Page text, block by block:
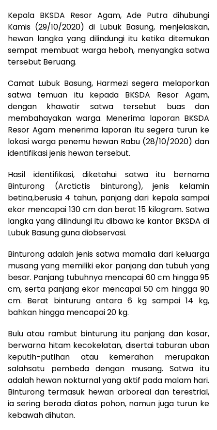
Kepala BKSDA Resor Agam, Ade Putra dihubungi
Kamis (29/10/2020) di Lubuk Basung, menjelaskan,
hewan langka yang dilindungi itu ketika ditemukan
sempat membuat warga heboh, menyangka satwa
tersebut Beruang.
Camat Lubuk Basung, Harmezi segera melaporkan
satwa temuan itu kepada BKSDA Resor Agam,
dengan khawatir satwa tersebut buas dan
membahayakan warga. Menerima laporan BKSDA
Resor Agam menerima laporan itu segera turun ke
lokasi warga penemu hewan Rabu (28/10/2020) dan
identifikasi jenis hewan tersebut.
Hasil identifikasi, diketahui satwa itu bernama
Binturong (Arctictis binturong), jenis kelamin
betina,berusia 4 tahun, panjang dari kepala sampai
ekor mencapai 130 cm dan berat 15 kilogram. Satwa
langka yang dilindungi itu dibawa ke kantor BKSDA di
Lubuk Basung guna diobservasi.
Binturong adalah jenis satwa mamalia dari keluarga
musang yang memiliki ekor panjang dan tubuh yang
besar. Panjang tubuhnya mencapai 60 cm hingga 95
cm, serta panjang ekor mencapai 50 cm hingga 90
cm. Berat binturung antara 6 kg sampai 14 kg,
bahkan hingga mencapai 20 kg.
Bulu atau rambut binturung itu panjang dan kasar,
berwarna hitam kecokelatan, disertai taburan uban
keputih-putihan atau kemerahan merupakan
salahsatu pembeda dengan musang. Satwa itu
adalah hewan nokturnal yang aktif pada malam hari.
Binturong termasuk hewan arboreal dan terestrial,
ia sering berada diatas pohon, namun juga turun ke
kebawah dihutan.